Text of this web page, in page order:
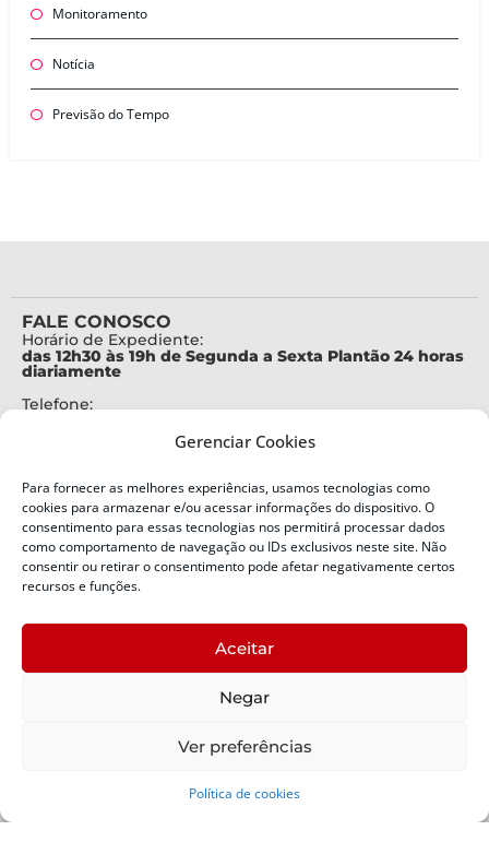
Gerenciar Cookies
Para fornecer as melhores experiências, usamos tecnologias como
cookies para armazenar e/ou acessar informações do dispositivo. O
consentimento para essas tecnologias nos permitirá processar dados
como comportamento de navegação ou IDs exclusivos neste site. Não
consentir ou retirar o consentimento pode afetar negativamente certos
recursos e funções.
Aceitar
Negar
Ver preferências
Política de cookies
Monitoramento
Notícia
Previsão do Tempo
FALE CONOSCO
Horário de Expediente:
das 12h30 às 19h de Segunda a Sexta Plantão 24 horas
diariamente
Telefone:
Alertas Defesa Civil:
SMS 40199
ENDEREÇO
Defesa Civil do Estado de Santa Catarina
Bairro:
Capoeiras, Florianópolis, SC
Política de Privacidade